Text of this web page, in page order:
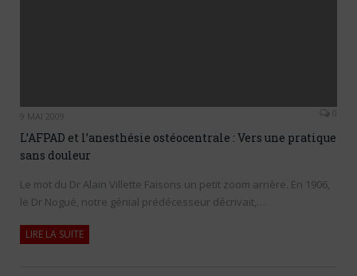
9 MAI 2009 0
L’AFPAD et l’anesthésie ostéocentrale : Vers une pratique
sans douleur
Le mot du Dr Alain Villette Faisons un petit zoom arrière. En 1906,
le Dr Nogué, notre génial prédécesseur décrivait,…
LIRE LA SUITE